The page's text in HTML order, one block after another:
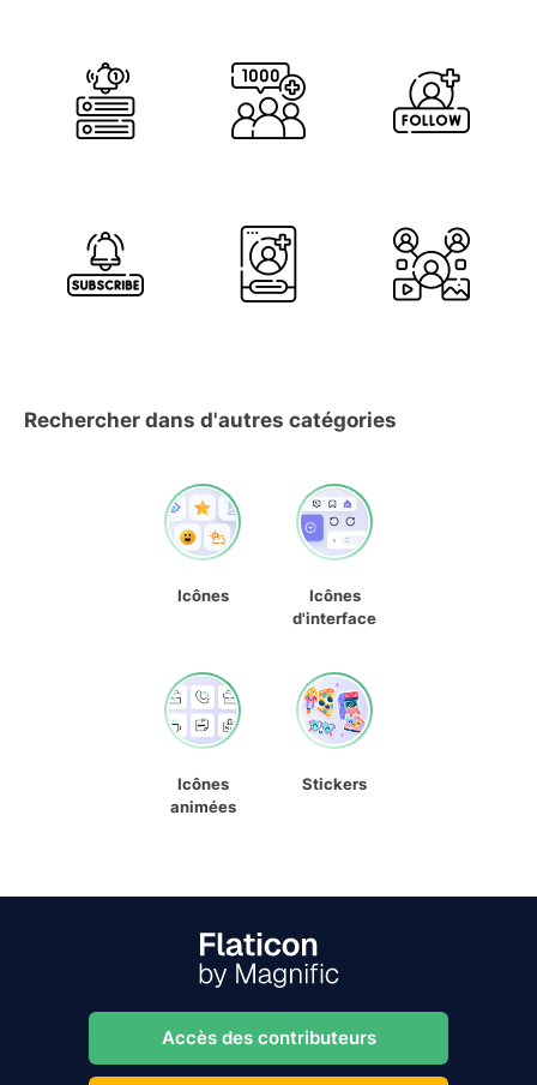
Rechercher dans d'autres catégories
Icônes
Icônes
d'interface
Icônes
animées
Stickers
Accès des contributeurs